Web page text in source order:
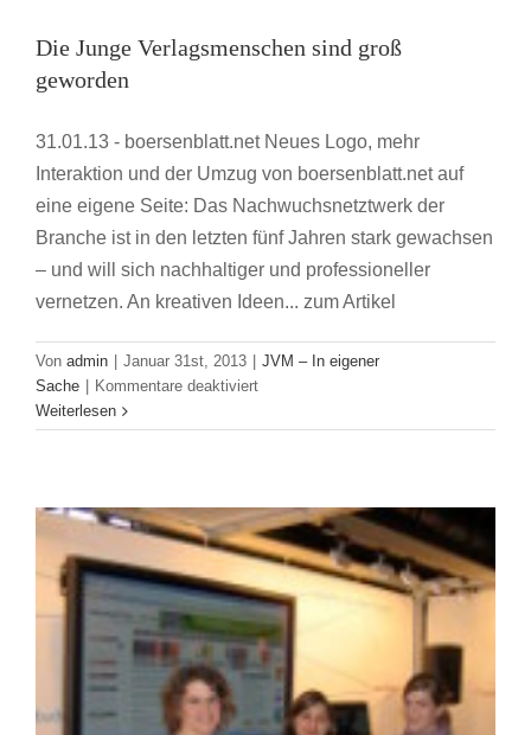
Die Junge Verlagsmenschen sind groß
geworden
31.01.13 - boersenblatt.net Neues Logo, mehr
Interaktion und der Umzug von boersenblatt.net auf
eine eigene Seite: Das Nachwuchsnetztwerk der
Branche ist in den letzten fünf Jahren stark gewachsen
– und will sich nachhaltiger und professioneller
vernetzen. An kreativen Ideen... zum Artikel
Von admin Januar 31st, 2013
JVM – In eigener
Sache
Kommentare deaktiviertfür
Junge
groß
geworden
Weiterlesen
„Da muss man mal genau hinschauen“